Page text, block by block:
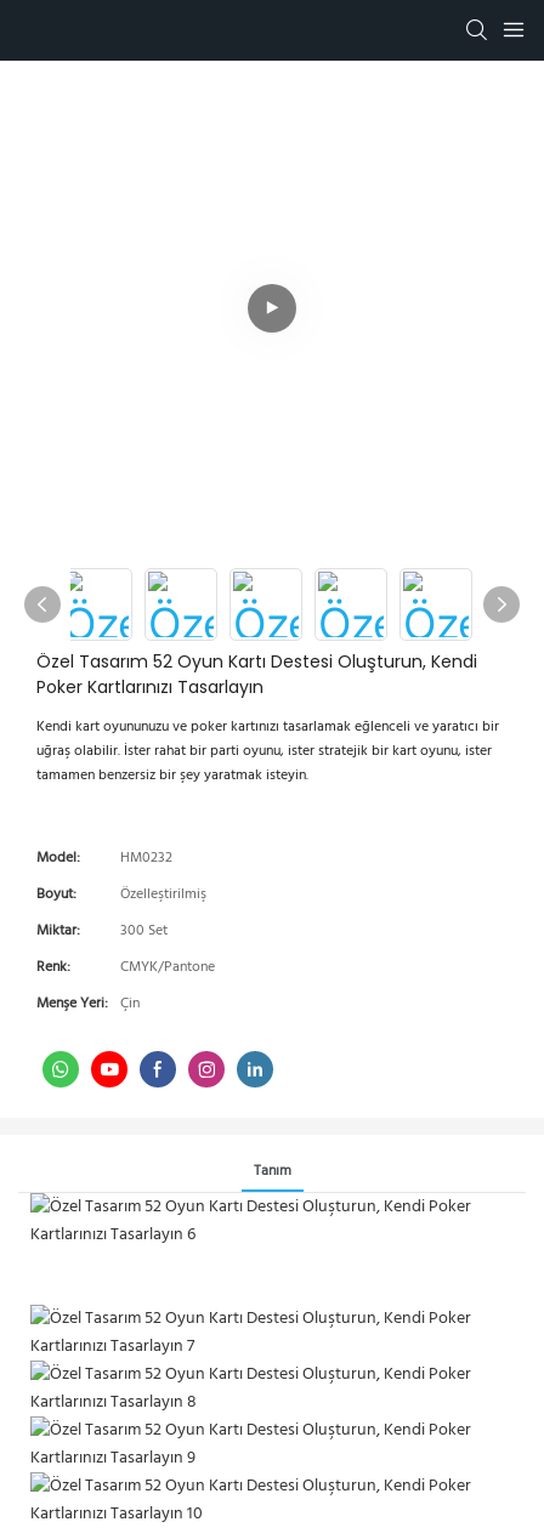
Özel Tasarım 52 Oyun Kartı Destesi Oluşturun, Kendi
Poker Kartlarınızı Tasarlayın
Kendi kart oyununuzu ve poker kartınızı tasarlamak eğlenceli ve yaratıcı bir
uğraş olabilir. İster rahat bir parti oyunu, ister stratejik bir kart oyunu, ister
tamamen benzersiz bir şey yaratmak isteyin.
Model:
HM0232
Boyut:
Özelleştirilmiş
Miktar:
300 Set
Renk:
CMYK/Pantone
Menşe Yeri: Çin
Tanım